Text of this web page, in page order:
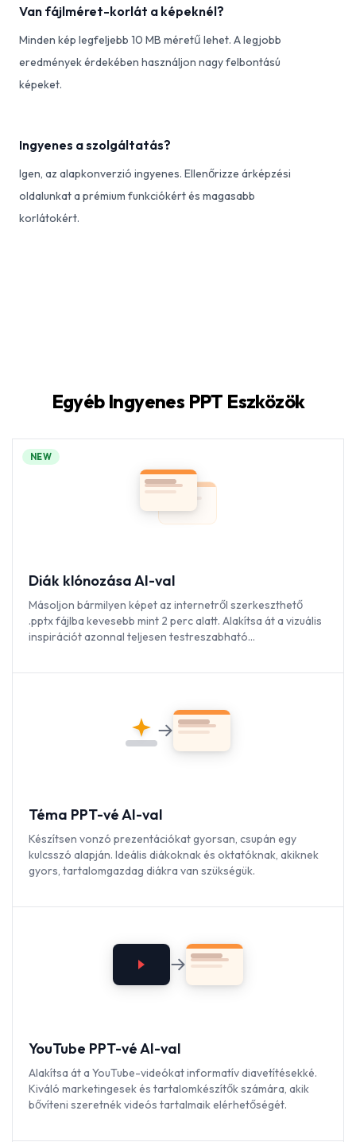
Van fájlméret-korlát a képeknél?
Minden kép legfeljebb 10 MB méretű lehet. A legjobb
eredmények érdekében használjon nagy felbontású
képeket.
Ingyenes a szolgáltatás?
Igen, az alapkonverzió ingyenes. Ellenőrizze árképzési
oldalunkat a prémium funkciókért és magasabb
korlátokért.
Egyéb Ingyenes PPT Eszközök
Diák klónozása AI-val
Másoljon bármilyen képet az internetről szerkeszthető
.pptx fájlba kevesebb mint 2 perc alatt. Alakítsa át a vizuális
inspirációt azonnal teljesen testreszabható
NEW
Téma PPT-vé AI-val
Készítsen vonzó prezentációkat gyorsan, csupán egy
kulcsszó alapján. Ideális diákoknak és oktatóknak, akiknek
gyors, tartalomgazdag diákra van szükségük.
YouTube PPT-vé AI-val
Alakítsa át a YouTube-videókat informatív diavetítésekké.
Kiváló marketingesek és tartalomkészítők számára, akik
bővíteni szeretnék videós tartalmaik elérhetőségét.